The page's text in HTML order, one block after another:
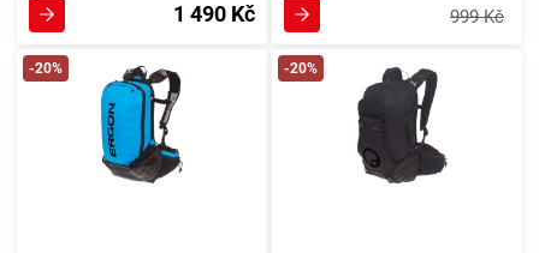
1 490 Kč 999 Kč
-20% -20%